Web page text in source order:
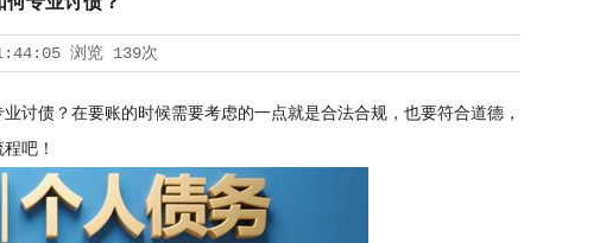
浏览 139次
债？在要账的时候需要考虑的一点就是合法合规，也要符合道德，
吧！